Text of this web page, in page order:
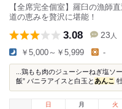
【全席完全個室】羅臼の漁師
道の恵みを贅沢に堪能！
3.08 23 人
￥5,000～￥5,999 -
...鶏もも肉のジューシーねぎ塩ソ
飯” バニラアイスと白玉と あんこ
日
月 火